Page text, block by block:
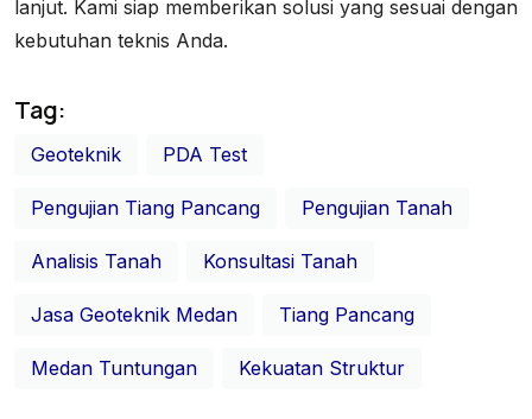
lanjut. Kami siap memberikan solusi yang sesuai dengan
kebutuhan teknis Anda.
Tag:
Geoteknik PDA Test
Pengujian Tiang Pancang Pengujian Tanah
Analisis Tanah Konsultasi Tanah
Jasa Geoteknik Medan Tiang Pancang
Medan Tuntungan Kekuatan Struktur